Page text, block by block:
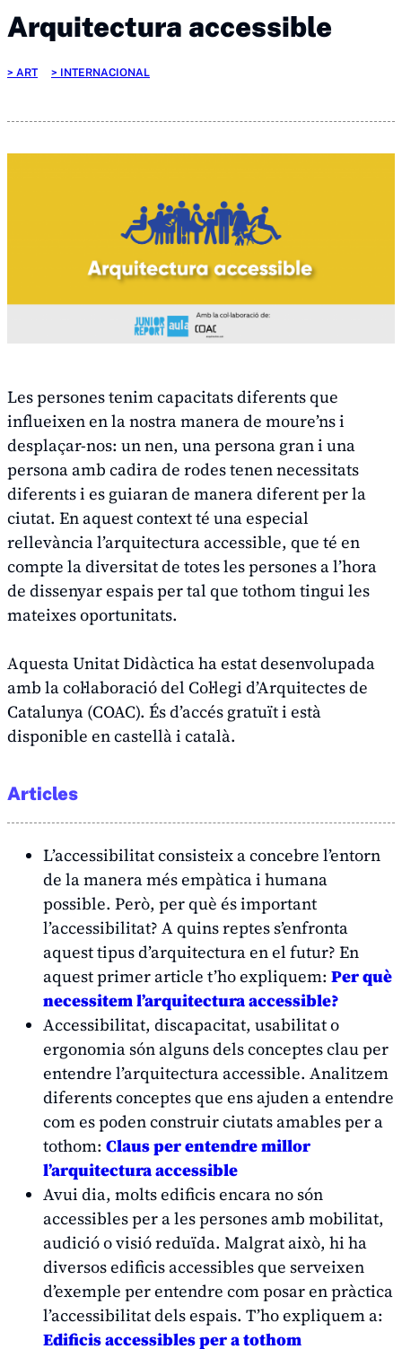
Arquitectura accessible
ART INTERNACIONAL
Les persones tenim capacitats diferents que
influeixen en la nostra manera de moure’ns i
desplaçar-nos: un nen, una persona gran i una
persona amb cadira de rodes tenen necessitats
diferents i es guiaran de manera diferent per la
ciutat. En aquest context té una especial
rellevància l’arquitectura accessible, que té en
compte la diversitat de totes les persones a l’hora
de dissenyar espais per tal que tothom tingui les
mateixes oportunitats.
Aquesta Unitat Didàctica ha estat desenvolupada
amb la col·laboració del Col·legi d’Arquitectes de
Catalunya (COAC). És d’accés gratuït i està
disponible en castellà i català.
Articles
L’accessibilitat consisteix a concebre l’entorn
de la manera més empàtica i humana
possible. Però, per què és important
l’accessibilitat? A quins reptes s’enfronta
aquest tipus d’arquitectura en el futur? En
aquest primer article t’ho expliquem: Per què
necessitem l’arquitectura accessible?
Accessibilitat, discapacitat, usabilitat o
ergonomia són alguns dels conceptes clau per
entendre l’arquitectura accessible. Analitzem
diferents conceptes que ens ajuden a entendre
com es poden construir ciutats amables per a
tothom: Claus per entendre millor
l’arquitectura accessible
Avui dia, molts edificis encara no són
accessibles per a les persones amb mobilitat,
audició o visió reduïda. Malgrat això, hi ha
diversos edificis accessibles que serveixen
d’exemple per entendre com posar en pràctica
l’accessibilitat dels espais. T’ho expliquem a:
Edificis accessibles per a tothom